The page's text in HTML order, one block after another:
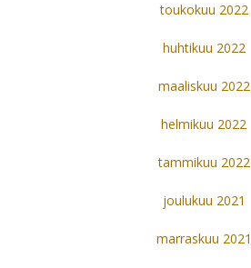
toukokuu 2022
huhtikuu 2022
maaliskuu 2022
helmikuu 2022
tammikuu 2022
joulukuu 2021
marraskuu 2021